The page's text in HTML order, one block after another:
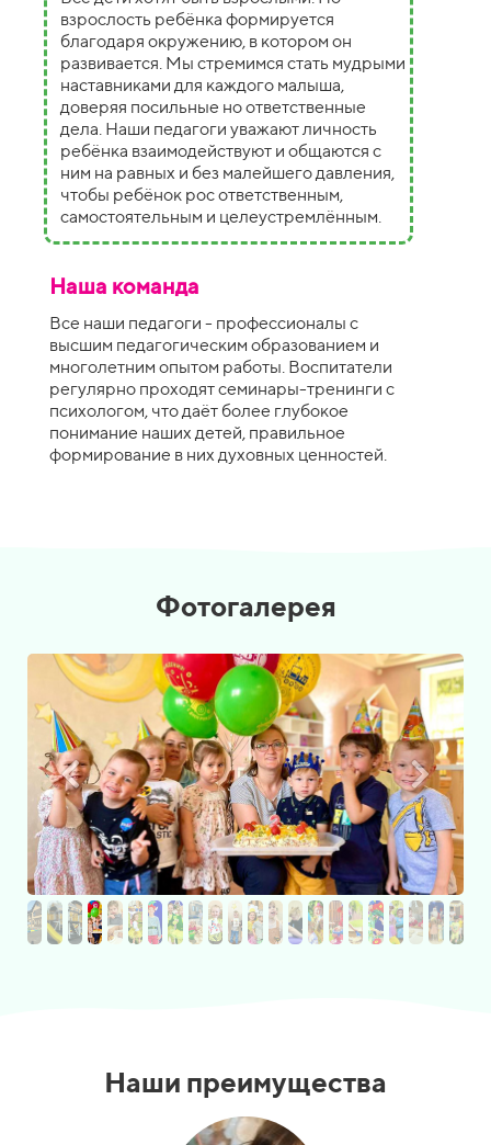
взрослость ребёнка формируется
благодаря окружению, в котором он
развивается. Мы стремимся стать мудрыми
наставниками для каждого малыша,
доверяя посильные но ответственные
дела. Наши педагоги уважают личность
ребёнка взаимодействуют и общаются с
ним на равных и без малейшего давления,
чтобы ребёнок рос ответственным,
самостоятельным и целеустремлённым.
Наша команда
Все наши педагоги - профессионалы с
высшим педагогическим образованием и
многолетним опытом работы. Воспитатели
регулярно проходят семинары-тренинги с
психологом, что даёт более глубокое
понимание наших детей, правильное
формирование в них духовных ценностей.
Фотогалерея
Наши преимущества